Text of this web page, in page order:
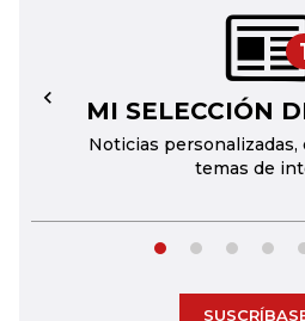
MI SELECCIÓN
Noticias personalizadas,
temas de
←